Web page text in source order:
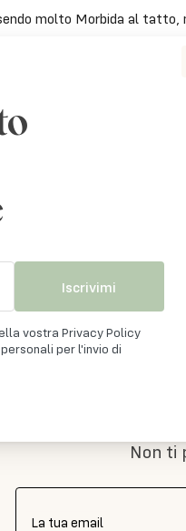
molto Morbida al
a Coppia in quanto il
candeggiare.
Iscriviti
Non ti
La tua email
Iscrivimi
vostra Privacy Policy
per l'invio di